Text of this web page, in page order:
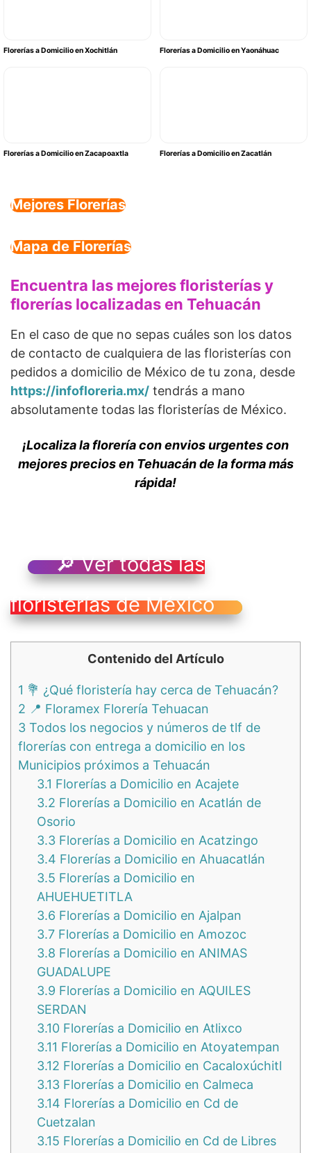
Florerías a Domicilio en Xochitlán Florerías a Domicilio en Yaonáhuac
Florerías a Domicilio en Zacapoaxtla Florerías a Domicilio en Zacatlán
Mejores Florerías
Mapa de Florerías
Encuentra las mejores floristerías y
florerías localizadas en Tehuacán
En el caso de que no sepas cuáles son los datos
de contacto de cualquiera de las floristerías con
pedidos a domicilio de México de tu zona, desde
https://infofloreria.mx/ tendrás a mano
absolutamente todas las floristerías de México.
¡Localiza la florería con envios urgentes con
mejores precios en Tehuacán de la forma más
rápida!
🔎 Ver todas las
floristerías de México
Contenido del Artículo
1 💐 ¿Qué floristería hay cerca de Tehuacán?
2 📍 Floramex Florería Tehuacan
3 Todos los negocios y números de tlf de
florerías con entrega a domicilio en los
Municipios próximos a Tehuacán
3.1 Florerías a Domicilio en Acajete
3.2 Florerías a Domicilio en Acatlán de
Osorio
3.3 Florerías a Domicilio en Acatzingo
3.4 Florerías a Domicilio en Ahuacatlán
3.5 Florerías a Domicilio en
AHUEHUETITLA
3.6 Florerías a Domicilio en Ajalpan
3.7 Florerías a Domicilio en Amozoc
3.8 Florerías a Domicilio en ANIMAS
GUADALUPE
3.9 Florerías a Domicilio en AQUILES
SERDAN
3.10 Florerías a Domicilio en Atlixco
3.11 Florerías a Domicilio en Atoyatempan
3.12 Florerías a Domicilio en Cacaloxúchitl
3.13 Florerías a Domicilio en Calmeca
3.14 Florerías a Domicilio en Cd de
Cuetzalan
3.15 Florerías a Domicilio en Cd de Libres